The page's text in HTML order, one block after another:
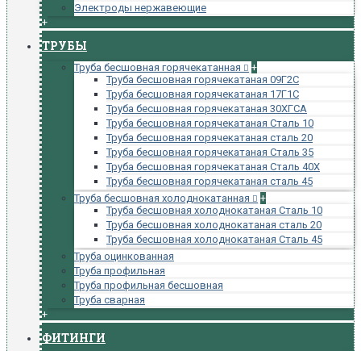
Электроды нержавеющие
+
ТРУБЫ
Труба бесшовная горячекатанная
+
Труба бесшовная горячекатаная 09Г2С
Труба бесшовная горячекатаная 17Г1С
Труба бесшовная горячекатаная 30ХГСА
Труба бесшовная горячекатаная Сталь 10
Труба бесшовная горячекатаная сталь 20
Труба бесшовная горячекатаная Сталь 35
Труба бесшовная горячекатаная Сталь 40Х
Труба бесшовная горячекатаная сталь 45
Труба бесшовная холоднокатанная
+
Труба бесшовная холоднокатаная Сталь 10
Труба бесшовная холоднокатаная сталь 20
Труба бесшовная холоднокатаная Сталь 45
Труба оцинкованная
Труба профильная
Труба профильная бесшовная
Труба сварная
+
ФИТИНГИ